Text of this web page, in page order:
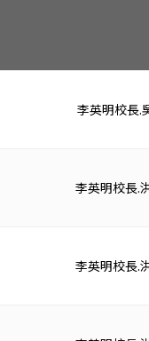
李英明校長.
李英明校長.
李英明校長.